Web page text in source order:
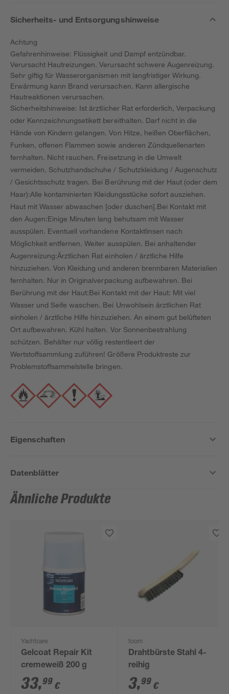
Sicherheits- und Entsorgungshinweise
Achtung
Gefahrenhinweise: Flüssigkeit und Dampf entzündbar.
Verursacht Hautreizungen. Verursacht schwere Augenreizung.
Sehr giftig für Wasserorganismen mit langfristiger Wirkung.
Erwärmung kann Brand verursachen. Kann allergische
Hautreaktionen verursachen.
Sicherheitshinweise: Ist ärztlicher Rat erforderlich, Verpackung
oder Kennzeichnungsetikett bereithalten. Darf nicht in die
Hände von Kindern gelangen. Von Hitze, heißen Oberflächen,
Funken, offenen Flammen sowie anderen Zündquellenarten
fernhalten. Nicht rauchen. Freisetzung in die Umwelt
vermeiden. Schutzhandschuhe / Schutzkleidung / Augenschutz
/ Gesichtsschutz tragen. Bei Berührung mit der Haut (oder dem
Haar):Alle kontaminierten Kleidungsstücke sofort ausziehen.
Haut mit Wasser abwaschen [oder duschen].Bei Kontakt mit
den Augen:Einige Minuten lang behutsam mit Wasser
ausspülen. Eventuell vorhandene Kontaktlinsen nach
Möglichkeit entfernen. Weiter ausspülen. Bei anhaltender
Augenreizung:Ärztlichen Rat einholen / ärztliche Hilfe
hinzuziehen. Von Kleidung und anderen brennbaren Materialien
fernhalten. Nur in Originalverpackung aufbewahren. Bei
Berührung mit der Haut:Bei Kontakt mit der Haut: Mit viel
Wasser und Seife waschen. Bei Unwohlsein ärztlichen Rat
einholen / ärztliche Hilfe hinzuziehen. An einem gut belüfteten
Ort aufbewahren. Kühl halten. Vor Sonnenbestrahlung
schützen. Behälter nur völlig restentleert der
Wertstoffsammlung zuführen! Größere Produktreste zur
Problemstoffsammelstelle bringen.
Eigenschaften
Datenblätter
Ähnliche Produkte
Yachtcare
Gelcoat Repair Kit
cremeweiß 200 g
33,99 €
toom
Drahtbürste Stahl 4-
reihig
3,99 €